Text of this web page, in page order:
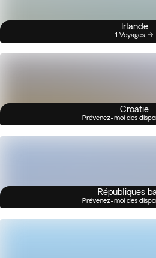
Irlande
1 Voyages
Croatie
Prévenez-moi des
Républiques
Prévenez-moi des